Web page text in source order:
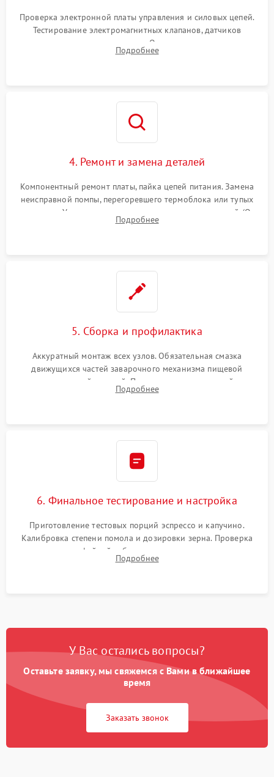
Проверка электронной платы управления и силовых цепей.
Тестирование электромагнитных клапанов, датчиков
температуры и расходомера. Оценка степени износа
жерновов кофемолки, уплотнительных колец гидросистемы
Подробнее
4. Ремонт и замена деталей
Компонентный ремонт платы, пайка цепей питания. Замена
неисправной помпы, перегоревшего термоблока или тупых
жерновов. Установка новых силиконовых уплотнителей (O-
ring) и тефлоновых трубок для надежного устранения
Подробнее
5. Сборка и профилактика
Аккуратный монтаж всех узлов. Обязательная смазка
движущихся частей заварочного механизма пищевой
силиконовой смазкой. Проведение программной
декальцинации и очистки системы от кофейных масел.
Подробнее
6. Финальное тестирование и настройка
Приготовление тестовых порций эспрессо и капучино.
Калибровка степени помола и дозировки зерна. Проверка
плотности кофейной таблетки, температуры напитка и
качества молочной пены. Контроль отсутствия посторонних
Подробнее
У Вас остались вопросы?
Оставьте заявку, мы свяжемся с Вами в ближайшее
время
Заказать звонок